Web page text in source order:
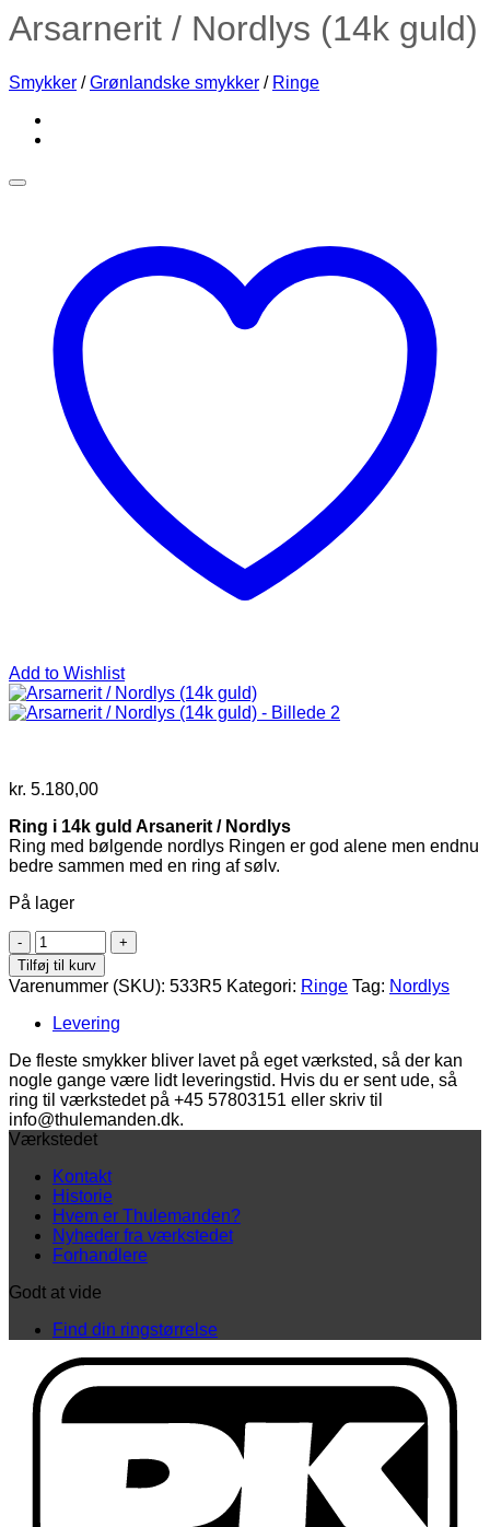
Arsarnerit / Nordlys (14k guld)
Smykker / Grønlandske smykker / Ringe
Add to Wishlist
kr. 5.180,00
Ring i 14k guld Arsanerit / Nordlys
Ring med bølgende nordlys Ringen er god alene men endnu
bedre sammen med en ring af sølv.
På lager
Arsarnerit
/
Nordlys
(14k
guld)
antal
Tilføj til kurv
Varenummer (SKU): 533R5 Kategori: Ringe Tag: Nordlys
Levering
De fleste smykker bliver lavet på eget værksted, så der kan
nogle gange være lidt leveringstid. Hvis du er sent ude, så
ring til værkstedet på +45 57803151 eller skriv til
info@thulemanden.dk.
Værkstedet
Kontakt
Historie
Hvem er Thulemanden?
Nyheder fra værkstedet
Forhandlere
Godt at vide
Find din ringstørrelse